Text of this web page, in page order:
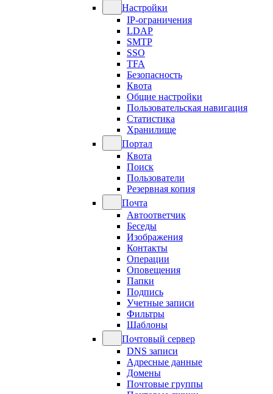
Настройки
IP-ограничения
LDAP
SMTP
SSO
TFA
Безопасность
Квота
Общие настройки
Пользовательская навигация
Статистика
Хранилище
Портал
Квота
Поиск
Пользователи
Резервная копия
Почта
Автоответчик
Беседы
Изображения
Контакты
Операции
Оповещения
Папки
Подпись
Учетные записи
Фильтры
Шаблоны
Почтовый сервер
DNS записи
Адресные данные
Домены
Почтовые группы